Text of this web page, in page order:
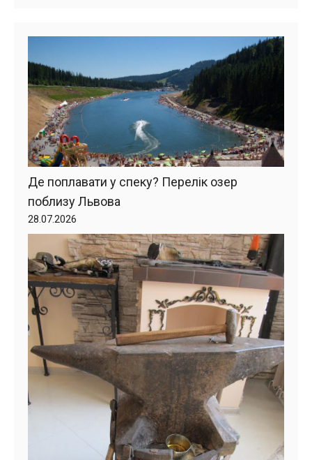
Де поплавати у спеку? Перелік озер
поблизу Львова
28.07.2026